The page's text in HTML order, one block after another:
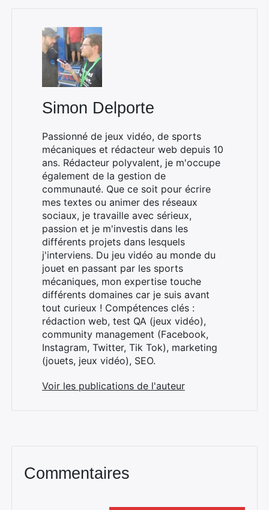
Simon Delporte
Passionné de jeux vidéo, de sports
mécaniques et rédacteur web depuis 10
ans. Rédacteur polyvalent, je m'occupe
également de la gestion de
communauté. Que ce soit pour écrire
mes textes ou animer des réseaux
sociaux, je travaille avec sérieux,
passion et je m'investis dans les
différents projets dans lesquels
j'interviens. Du jeu vidéo au monde du
jouet en passant par les sports
mécaniques, mon expertise touche
différents domaines car je suis avant
tout curieux ! Compétences clés :
rédaction web, test QA (jeux vidéo),
community management (Facebook,
Instagram, Twitter, Tik Tok), marketing
(jouets, jeux vidéo), SEO.
Voir les publications de l'auteur
Commentaires